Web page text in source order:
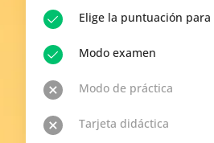
Elige la puntuación
Modo examen
Modo de práctica
Tarjeta didáctica